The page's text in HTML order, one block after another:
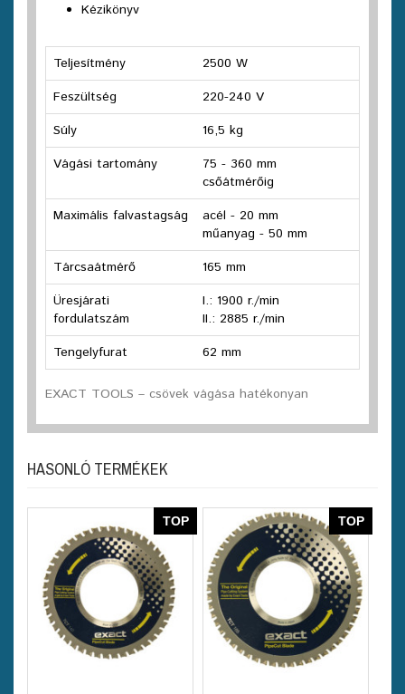
Kézikönyv
Teljesítmény
2500 W
Feszültség
220-240 V
Súly
16,5 kg
Vágási tartomány
75 - 360 mm
csőátmérőig
Maximális falvastagság
acél - 20 mm
műanyag - 50 mm
Tárcsaátmérő
165 mm
Üresjárati
fordulatszám
I.: 1900 r./min
II.: 2885 r./min
Tengelyfurat
62 mm
EXACT TOOLS – csövek vágása hatékonyan
HASONLÓ TERMÉKEK
TOP TOP